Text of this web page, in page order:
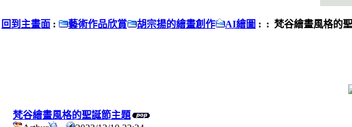
回到主畫面 : 藝術作品欣賞 胡宗揚的繪畫創作 AI繪圖 : : 梵谷繪畫風格的
梵谷繪畫風格的聖誕節主題